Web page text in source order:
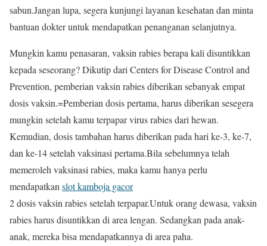
sabun.Jangan lupa, segera kunjungi layanan kesehatan dan minta
bantuan dokter untuk mendapatkan penanganan selanjutnya.
Mungkin kamu penasaran, vaksin rabies berapa kali disuntikkan
kepada seseorang? Dikutip dari Centers for Disease Control and
Prevention, pemberian vaksin rabies diberikan sebanyak empat
dosis vaksin.=Pemberian dosis pertama, harus diberikan sesegera
mungkin setelah kamu terpapar virus rabies dari hewan.
Kemudian, dosis tambahan harus diberikan pada hari ke-3, ke-7,
dan ke-14 setelah vaksinasi pertama.Bila sebelumnya telah
memeroleh vaksinasi rabies, maka kamu hanya perlu
mendapatkan slot kamboja gacor
2 dosis vaksin rabies setelah terpapar.Untuk orang dewasa, vaksin
rabies harus disuntikkan di area lengan. Sedangkan pada anak-
anak, mereka bisa mendapatkannya di area paha.